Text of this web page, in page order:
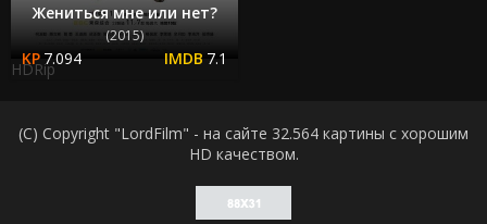
Жениться мне или нет?
(2015)
7.094 7.1
HDRip
(C) Copyright "LordFilm" - на сайте 32.564 картины с хорошим
HD качеством.